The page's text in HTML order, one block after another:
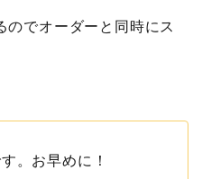
のでオーダーと同時にス
。お早めに！